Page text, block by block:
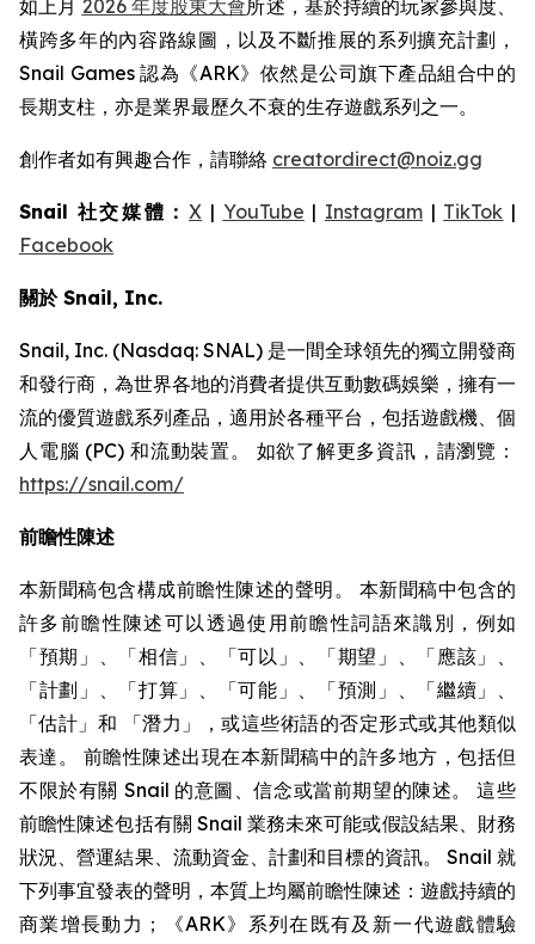
如上月 2026 年度股東大會所述，基於持續的玩家參與度、
橫跨多年的內容路線圖，以及不斷推展的系列擴充計劃，
Snail Games 認為《ARK》依然是公司旗下產品組合中的
長期支柱，亦是業界最歷久不衰的生存遊戲系列之一。
創作者如有興趣合作，請聯絡 creatordirect@noiz.gg
Snail 社交媒體：X | YouTube | Instagram| TikTok |
Facebook
關於 Snail, Inc.
Snail, Inc. (Nasdaq: SNAL) 是一間全球領先的獨立開發商
和發行商，為世界各地的消費者提供互動數碼娛樂，擁有一
流的優質遊戲系列產品，適用於各種平台，包括遊戲機、個
人電腦 (PC) 和流動裝置。 如欲了解更多資訊，請瀏覽：
https://snail.com/
前瞻性陳述
本新聞稿包含構成前瞻性陳述的聲明。 本新聞稿中包含的
許多前瞻性陳述可以透過使用前瞻性詞語來識別，例如
「預期」、「相信」、「可以」、「期望」、「應該」、
「計劃」、「打算」、「可能」、「預測」、「繼續」、
「估計」和 「潛力」，或這些術語的否定形式或其他類似
表達。 前瞻性陳述出現在本新聞稿中的許多地方，包括但
不限於有關 Snail 的意圖、信念或當前期望的陳述。 這些
前瞻性陳述包括有關 Snail 業務未來可能或假設結果、財務
狀況、營運結果、流動資金、計劃和目標的資訊。 Snail 就
下列事宜發表的聲明，本質上均屬前瞻性陳述：遊戲持續的
商業增長動力；《ARK》系列在既有及新一代遊戲體驗